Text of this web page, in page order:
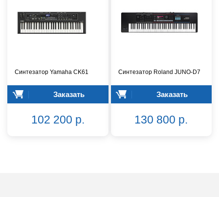
Синтезатор Yamaha CK61
Заказать
102 200 р.
Синтезатор Roland JUNO-D7
Заказать
130 800 р.